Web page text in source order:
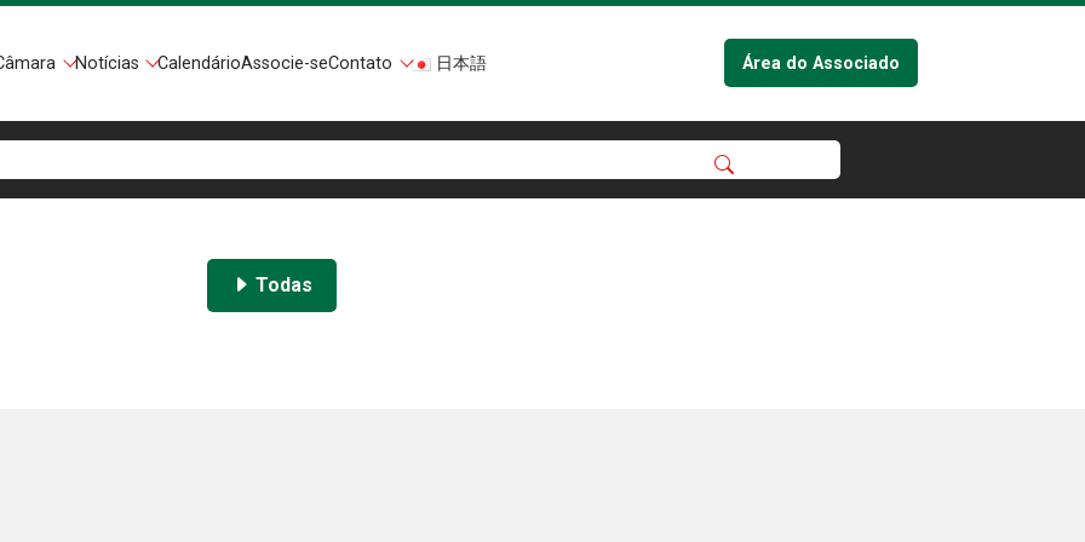
Notícias CalendárioAssocie-seContato 日本語 Área do Associado
Todas